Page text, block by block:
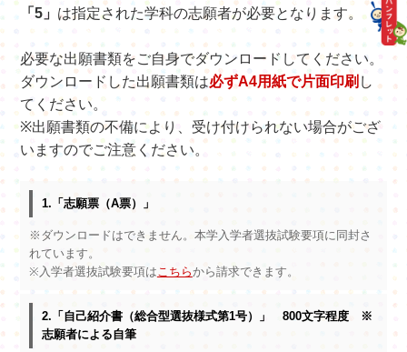
「5」 は指定された学科の志願者が必要となります。
必要な出願書類をご自身でダウンロードしてください。
ダウンロードした出願書類は必ずA4用紙で片面印刷 し
てください。
※出願書類の不備により、受け付けられない場合がござ
いますのでご注意ください。
1.「志願票（A票）」
※ダウンロードはできません。本学入学者選抜試験要項に同封さ
れています。
※入学者選抜試験要項は こちらから請求できます。
2.「自己紹介書（総合型選抜様式第1号）」 800文字程度 ※
志願者による自筆